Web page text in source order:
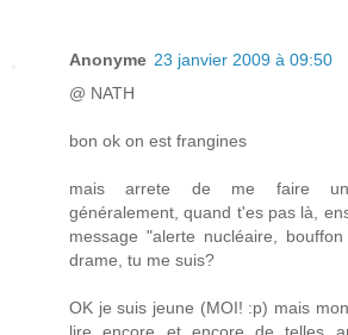
Anonyme 23 janvier 2009 à 09:50
@ NATH
bon ok on est frangines
mais arrete de me faire
généralement, quand t'es pas là,
message "alerte nucléaire,
drame, tu me suis?
OK je suis jeune (MOI! :p) mais